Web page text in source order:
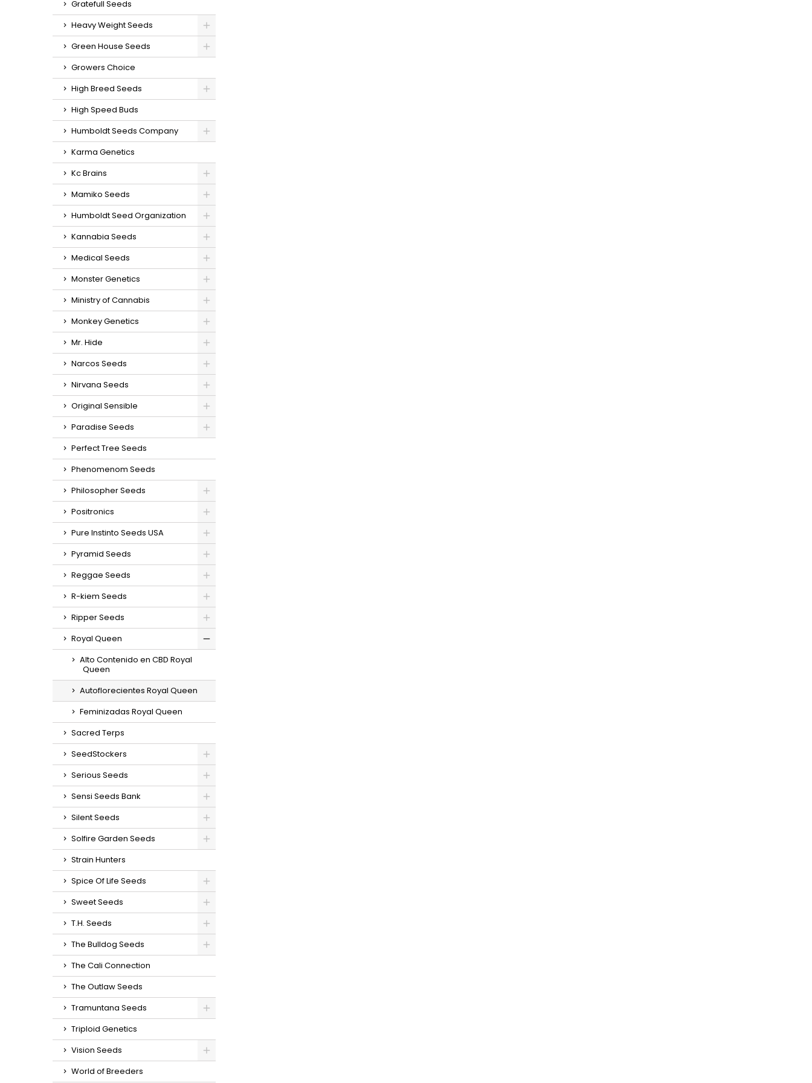
Gratefull Seeds
Heavy Weight Seeds
Green House Seeds
Growers Choice
High Breed Seeds
High Speed Buds
Humboldt Seeds Company
Karma Genetics
Kc Brains
Mamiko Seeds
Humboldt Seed Organization
Kannabia Seeds
Medical Seeds
Monster Genetics
Ministry of Cannabis
Monkey Genetics
Mr. Hide
Narcos Seeds
Nirvana Seeds
Original Sensible
Paradise Seeds
Perfect Tree Seeds
Phenomenom Seeds
Philosopher Seeds
Positronics
Pure Instinto Seeds USA
Pyramid Seeds
Reggae Seeds
R-kiem Seeds
Ripper Seeds
Royal Queen
Alto Contenido en CBD Royal
Queen
Autoflorecientes Royal Queen
Feminizadas Royal Queen
Sacred Terps
SeedStockers
Serious Seeds
Sensi Seeds Bank
Silent Seeds
Solfire Garden Seeds
Strain Hunters
Spice Of Life Seeds
Sweet Seeds
T.H. Seeds
The Bulldog Seeds
The Cali Connection
The Outlaw Seeds
Tramuntana Seeds
Triploid Genetics
Vision Seeds
World of Breeders